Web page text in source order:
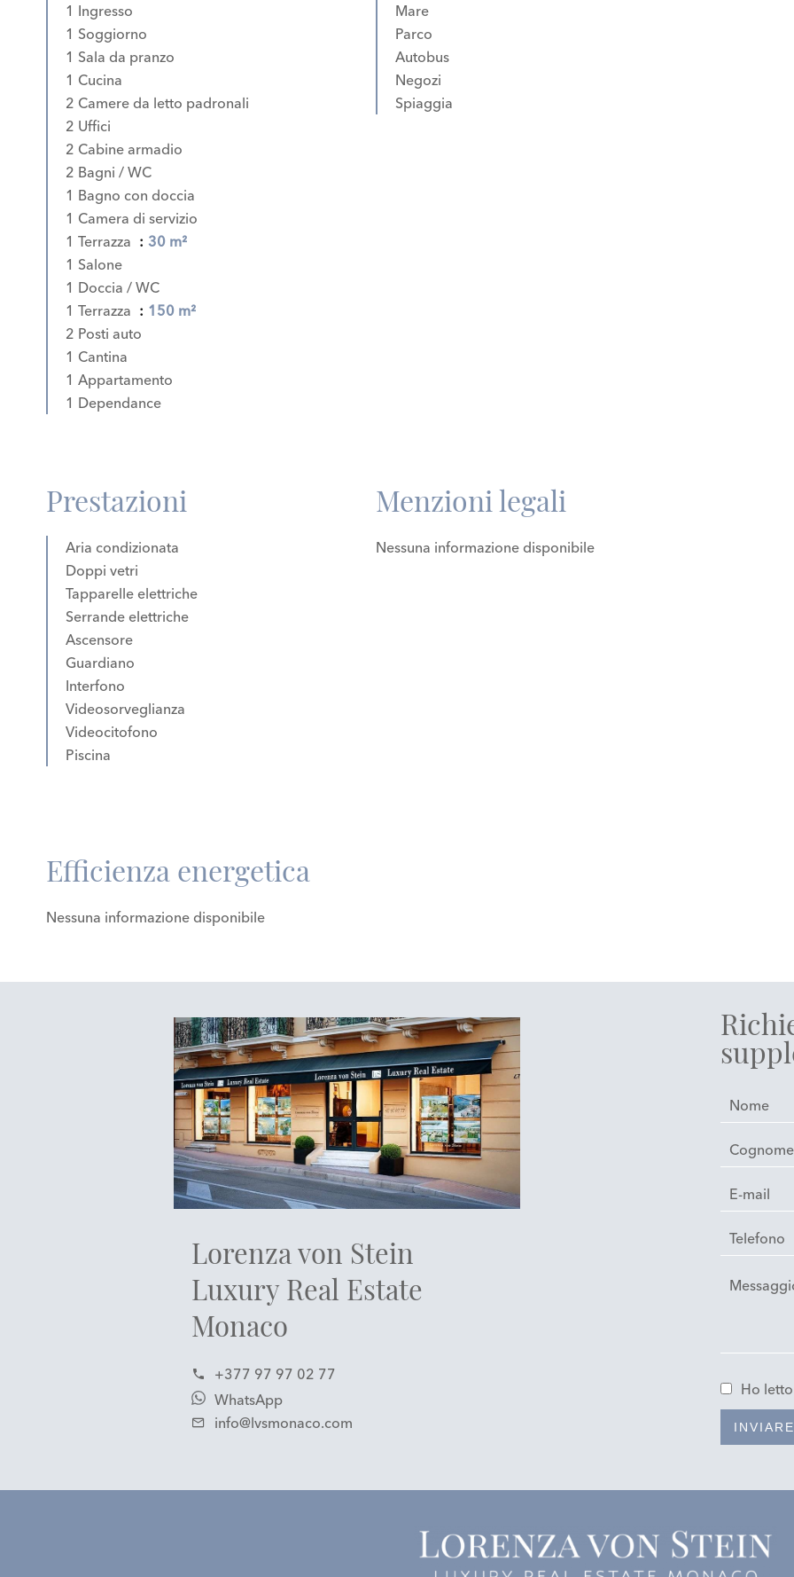
1 Ingresso
1 Soggiorno
1 Sala da pranzo
1 Cucina
2 Camere da letto padronali
2 Uffici
2 Cabine armadio
2 Bagni / WC
1 Bagno con doccia
1 Camera di servizio
1 Terrazza
30 m²
1 Salone
1 Doccia / WC
1 Terrazza
150 m²
2 Posti auto
1 Cantina
1 Appartamento
1 Dependance
Mare
Parco
Autobus
Negozi
Spiaggia
Prestazioni
Aria condizionata
Doppi vetri
Tapparelle elettriche
Serrande elettriche
Ascensore
Guardiano
Interfono
Videosorveglianza
Videocitofono
Piscina
Menzioni legali
Nessuna informazione disponibile
Efficienza energetica
Nessuna informazione disponibile
Lorenza von Stein
Luxury Real Estate
Monaco
+377 97 97 02 77
WhatsApp
info@lvsmonaco.com
Ho